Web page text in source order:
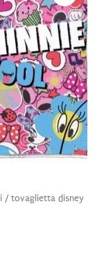
/ tovaglietta disney